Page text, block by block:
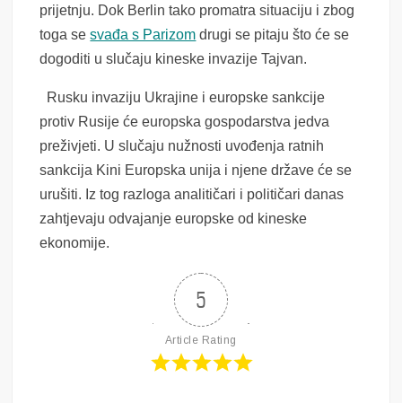
prijetnju. Dok Berlin tako promatra situaciju i zbog
toga sesvađa s Parizom drugi se pitaju što će se
dogoditi u slučaju kineske invazije Tajvan.
Rusku invaziju Ukrajine i europske sankcije
protiv Rusije će europska gospodarstva jedva
preživjeti. U slučaju nužnosti uvođenja ratnih
sankcija Kini Europska unija i njene države će se
urušiti. Iz tog razloga analitičari i političari danas
zahtjevaju odvajanje europske od kineske
ekonomije.
5
Article Rating